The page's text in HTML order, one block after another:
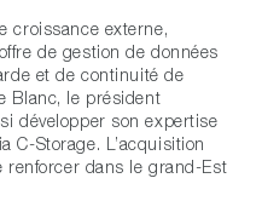
croissance externe,
de gestion de données
et de continuité de
Blanc, le président
développer son expertise
C-Storage. L’acquisition
dans le grand-Est